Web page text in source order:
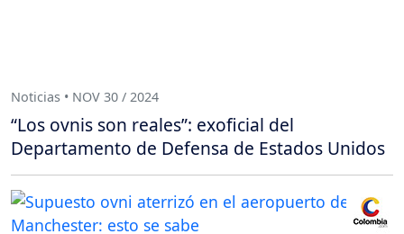
Noticias • NOV 30 / 2024
“Los ovnis son reales”: exoficial del
Departamento de Defensa de Estados Unidos